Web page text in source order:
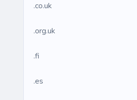
.co.uk
.org.uk
.fi
.es